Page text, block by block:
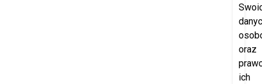
oraz
ich